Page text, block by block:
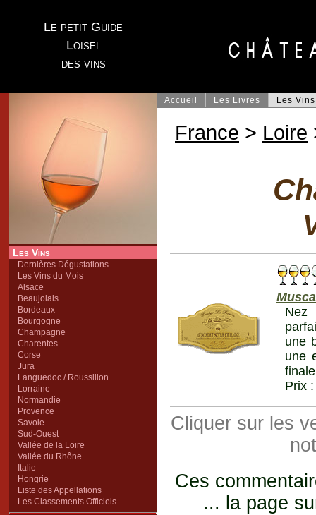
Le petit Guide
Loisel
des vins
Les Vins
Dernières Dégustations
Les Vins du Mois
Alsace
Beaujolais
Bordeaux
Bourgogne
Champagne
Charentes
Corse
Jura
Languedoc / Roussillon
Lorraine
Normandie
Provence
Savoie
Sud-Ouest
Vallée de la Loire
Vallée du Rhône
Italie
Hongrie
Liste des Appellations
Les Classements Officiels
Accueil Les Livres Les Vins
France > Loire
Nez
une
une
Prix :
Cliquer sur les
Ces
... la page